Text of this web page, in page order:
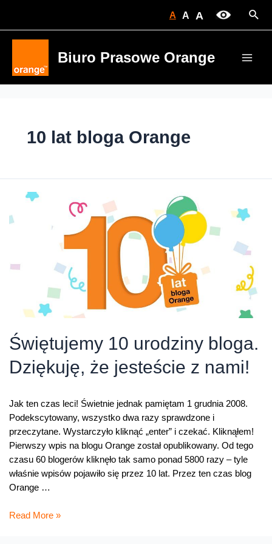
A A A
Biuro Prasowe Orange
10 lat bloga Orange
Świętujemy 10 urodziny bloga.
Dziękuję, że jesteście z nami!
Jak ten czas leci! Świetnie jednak pamiętam 1 grudnia 2008.
Podekscytowany, wszystko dwa razy sprawdzone i
przeczytane. Wystarczyło kliknąć „enter” i czekać. Kliknąłem!
Pierwszy wpis na blogu Orange został opublikowany. Od tego
czasu 60 blogerów kliknęło tak samo ponad 5800 razy – tyle
właśnie wpisów pojawiło się przez 10 lat. Przez ten czas blog
Orange …
Świętujemy
Read More »